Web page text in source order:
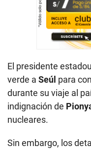
El presidente
verde a Seúl para
durante su viaje al
indignación de
nucleares.
Sin embargo, los